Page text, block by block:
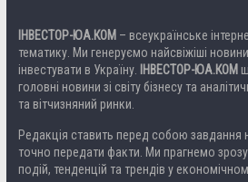
ІНВЕСТОР-ЮА.КОМ – всеукраїнське
тематику. Ми генеруємо найсвіжіші
інвестувати в Україну. ІНВЕСТОР-ЮА.КОМ
головні новини зі світу бізнесу та
та вітчизняний ринки.
Редакція ставить перед собою завдання
точно передати факти. Ми прагнемо
подій, тенденцій та трендів у